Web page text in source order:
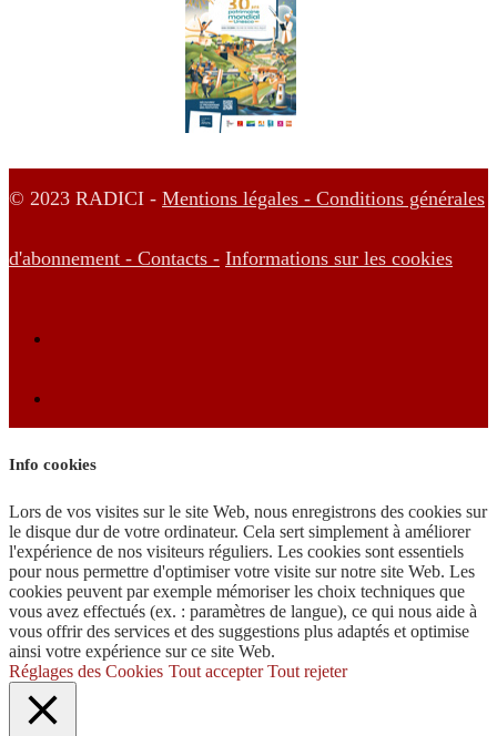
© 2023 RADICI - Mentions légales - Conditions générales
d'abonnement - Contacts - Informations sur les cookies
Info cookies
Lors de vos visites sur le site Web, nous enregistrons des cookies sur
le disque dur de votre ordinateur. Cela sert simplement à améliorer
l'expérience de nos visiteurs réguliers. Les cookies sont essentiels
pour nous permettre d'optimiser votre visite sur notre site Web. Les
cookies peuvent par exemple mémoriser les choix techniques que
vous avez effectués (ex. : paramètres de langue), ce qui nous aide à
vous offrir des services et des suggestions plus adaptés et optimise
ainsi votre expérience sur ce site Web.
Réglages des Cookies Tout accepter Tout rejeter